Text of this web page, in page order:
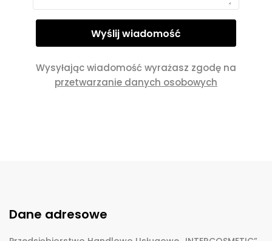
Wysyłając wiadomość wyrażasz zgodę na
przetwarzanie danych osobowych
Dane adresowe